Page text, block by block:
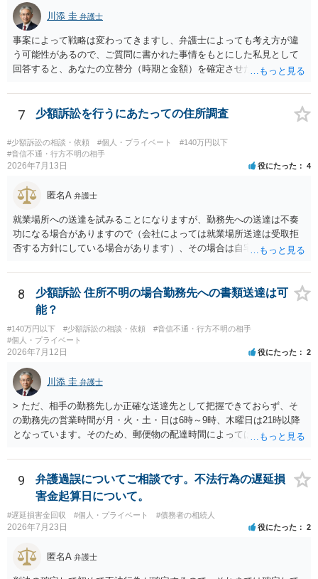
えば、当該チケットが座席指定である場合、交際を解消した2人が当日
隣り合わせになることは避けたいという心理が働くことも無理からぬ
ところです。一方、チケットがエリア指定のアリーナ席であれば隣り
合わせにならずに済むかもしれませんし、そのチケットが入手困難で
あったり特別席であったりすれば、判断は変わってくるかもしれませ
ん。当該チケットがチケット転売防止法に規定する特定興行入場券に
法的には「当事者の合理的意思」がどこにあるのかを追求した解決が
ても回答は異なるかもしれません。
川添 圭 弁護士
事案によって戦略は変わってきますし、弁護士によっても考え方が違
う可能性があるので、ご質問に書かれた事情をもとにした私見として
回答すると、あなたの立替分（時期と金額）を確定させた上で、淡々
と、もし異議申立てがなされる可能性が高そうであれば時間の浪費
（通常訴訟へ移行する日数分空転する）になりますし、支払督促及び
その異議後の通常訴訟は相手方の住所地が管轄裁判所になるため（特
に相手方が遠方である場合は）対応が面倒な場合があるからです。相
手方の主張については、和解で減額を考慮すればよいと思います。 な
お、残念ながら、「連絡も返ってこず、返済の目処も立たずで精神的
せん。
7 少額訴訟を行うにあたっての住所調査
#少額訴訟の相談・依頼 #個人・プライベート
#140万円以下
#音信不通・行方不明の相手
2026年7月13日 役にたった 4
匿名A 弁護士
就業場所への送達を試みることになりますが、勤務先への送達は不奏
功になる場合がありますので（会社によっては就業場所送達は受取拒
否する方針にしている場合があります）、その場合は自宅の住所調査
8
少額訴訟 住所不明の場合勤務先への書類送達は可
能？
#140万円以下 #少額訴訟の相談・依頼
#音信不通・行方不明の相手
#個人・プライベート
2026年7月12日 役にたった 2
川添 圭 弁護士
> ただ、相手の勤務先しか正確な送達先として把握できておらず、そ
の勤務先の営業時間が月・火・土・日は6時～9時、木曜日は21時以降
となっています。そのため、郵便物の配達時間によっては受け取りが
夜間の送達を上申するのが基本になりますが、感覚的には郵便局を動
かすには早すぎるので執行官送達を申し立てる必要があるかもしれま
せん。裁判所としては（あまりに特殊すぎて）就業場所送達を認めな
い可能性もありますし、執行官送達には費用もかかりますので、まず
は裁判所へ相談した方がよいと思います。
9
弁護過誤についてご相談です。不法行為の遅延損
害金起算日について。
#遅延損害金回収 #個人・プライベート #債務者の相続人
2026年7月23日 役にたった 2
匿名A 弁護士